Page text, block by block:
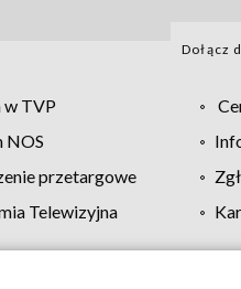
Dołącz
w TVP
NOS
przetargowe
Telewizyjna